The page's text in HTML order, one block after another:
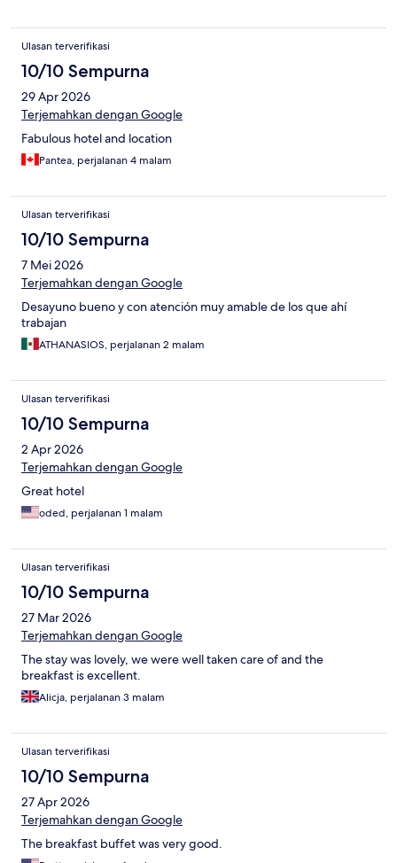
Ulasan terverifikasi
10/10 Sempurna
29 Apr 2026
Terjemahkan dengan Google
Fabulous hotel and location
Pantea, perjalanan 4 malam
Ulasan terverifikasi
10/10 Sempurna
7 Mei 2026
Terjemahkan dengan Google
Desayuno bueno y con atención muy amable de los que ahí
trabajan
ATHANASIOS, perjalanan 2 malam
Ulasan terverifikasi
10/10 Sempurna
2 Apr 2026
Terjemahkan dengan Google
Great hotel
oded, perjalanan 1 malam
Ulasan terverifikasi
10/10 Sempurna
27 Mar 2026
Terjemahkan dengan Google
The stay was lovely, we were well taken care of and the
breakfast is excellent.
Alicja, perjalanan 3 malam
Ulasan terverifikasi
10/10 Sempurna
27 Apr 2026
Terjemahkan dengan Google
The breakfast buffet was very good.